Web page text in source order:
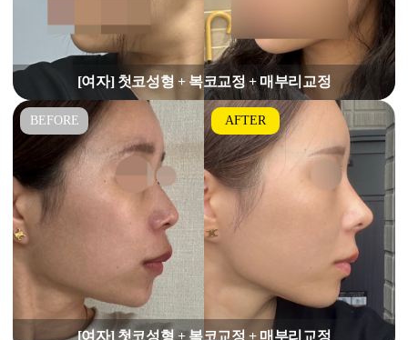
[여자] 첫코성형 + 복코교정 + 매부리교정
[여자] 첫코성형 + 복코교정 + 매부리교정